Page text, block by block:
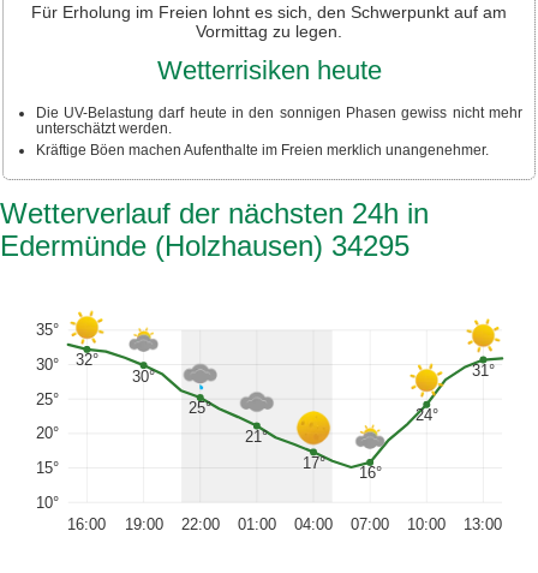
Für Erholung im Freien lohnt es sich, den Schwerpunkt auf am
Vormittag zu legen.
Wetterrisiken heute
Die UV-Belastung darf heute in den sonnigen Phasen gewiss nicht mehr
unterschätzt werden.
Kräftige Böen machen Aufenthalte im Freien merklich unangenehmer.
Wetterverlauf der nächsten 24h in
Edermünde (Holzhausen) 34295
10°
15°
20°
25°
30°
35°
32°
30°
25°
21°
17°
16°
24°
31°
16:00 19:00 22:00 01:00 04:00 07:00 10:00 13:00